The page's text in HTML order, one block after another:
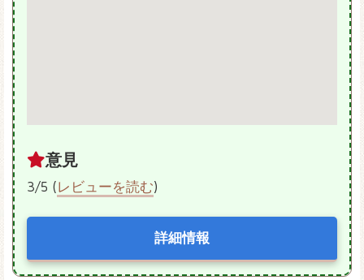
意見
3/5 (レビューを読む)
詳細情報